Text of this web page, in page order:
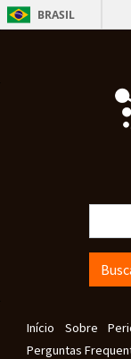
Pular para o
BRASIL
Início Sobre
Perguntas